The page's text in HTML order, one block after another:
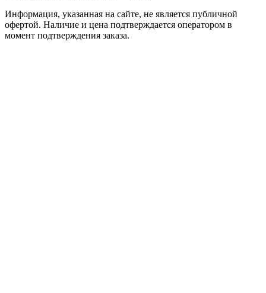
Информация, указанная на сайте, не является публичной
офертой. Наличие и цена подтверждается оператором в
момент подтверждения заказа.